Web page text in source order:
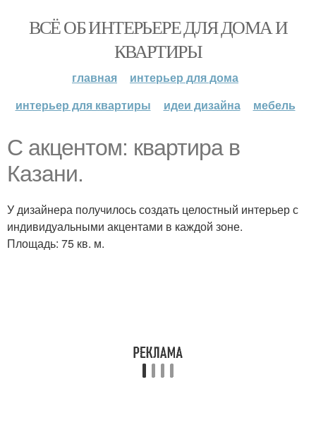
ВСЁ ОБ ИНТЕРЬЕРЕ ДЛЯ ДОМА И
КВАРТИРЫ
главная
интерьер для дома
интерьер для квартиры
идеи дизайна мебель
С акцентом: квартира в
Казани.
У дизайнера получилось создать целостный интерьер с
индивидуальными акцентами в каждой зоне.
Площадь: 75 кв. м.